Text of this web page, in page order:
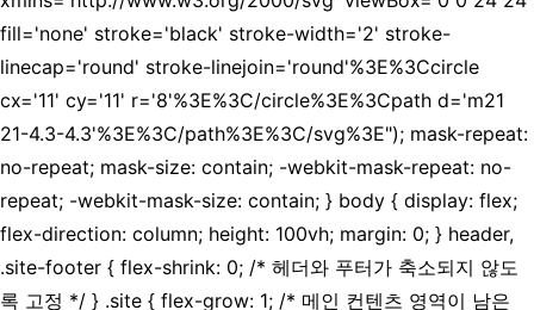
fill='none' stroke='black' stroke-width='2' stroke-
linecap='round' stroke-linejoin='round'%3E%3Ccircle
cx='11' cy='11' r='8'%3E%3C/circle%3E%3Cpath d='m21
21-4.3-4.3'%3E%3C/path%3E%3C/svg%3E"); mask-repeat:
no-repeat; mask-size: contain; -webkit-mask-repeat: no-
repeat; -webkit-mask-size: contain; } body { display: flex;
flex-direction: column; height: 100vh; margin: 0; } header,
.site-footer { flex-shrink: 0; /* 헤더와 푸터가 축소되지 않도
록 고정 */ } .site { flex-grow: 1; /* 메인 컨텐츠 영역이 남은